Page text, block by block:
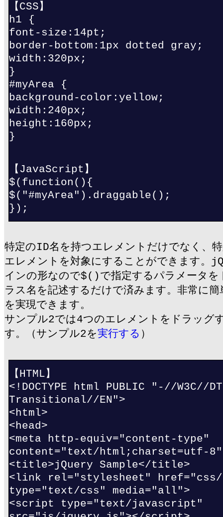
【CSS】
h1 {
font-size:14pt;
border-bottom:1px dotted gray;
width:320px;
}
#myArea {
background-color:yellow;
width:240px;
height:160px;
}
【JavaScript】
$(function(){
$("#myArea").draggable();
});
特定のID名を持つエレメントだけでなく、
エレメントを対象にすることができます
インの形なので$()で指定するパラメータを
ラス名を記述するだけで済みます。非常に
を実現できます。
サンプル2では4つのエレメントをドラッグ
す。（サンプル2を実行する ）
【HTML】
<!DOCTYPE html PUBLIC "-//W3C//
Transitional//EN">
<html>
<head>
<meta http-equiv="content-type"
content="text/html;charset=utf-
<title>jQuery Sample</title>
<link rel="stylesheet" href="css/
type="text/css" media="all">
<script type="text/javascript"